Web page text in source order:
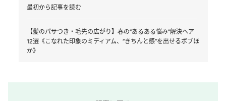
最初から記事を読む
【髪のパサつき・毛先の広がり】春の“あるある悩み”解決ヘア
12選《こなれた印象のミディアム、“きちんと感”を出せるボブほ
か》